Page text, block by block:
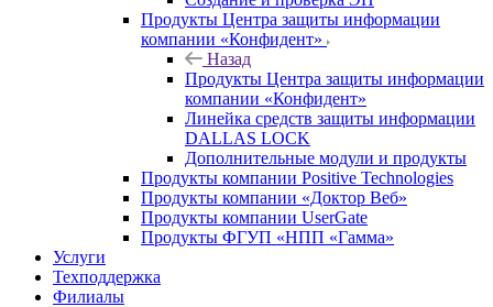
Продукты Центра защиты информации
компании «Конфидент»
Назад
Продукты Центра защиты информации
компании «Конфидент»
Линейка средств защиты информации
DALLAS LOCK
Дополнительные модули и продукты
Продукты компании Positive Technologies
Продукты компании «Доктор Веб»
Продукты компании UserGate
Продукты ФГУП «НПП «Гамма»
Услуги
Техподдержка
Филиалы